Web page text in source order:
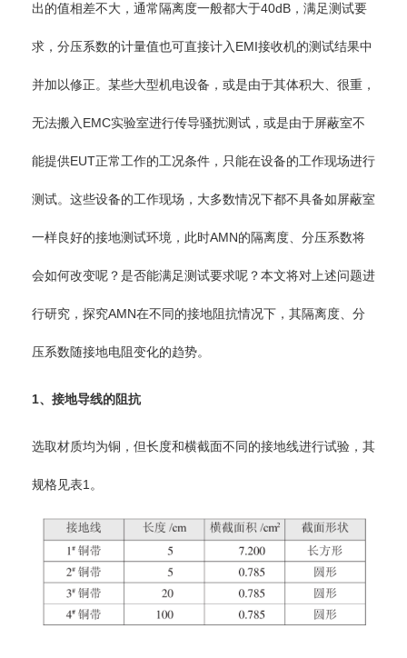
出的值相差不大，通常隔离度一般都大于40dB，满足测试要
求，分压系数的计量值也可直接计入EMI接收机的测试结果中
并加以修正。某些大型机电设备，或是由于其体积大、很重，
无法搬入EMC实验室进行传导骚扰测试，或是由于屏蔽室不
能提供EUT正常工作的工况条件，只能在设备的工作现场进行
测试。这些设备的工作现场，大多数情况下都不具备如屏蔽室
一样良好的接地测试环境，此时AMN的隔离度、分压系数将
会如何改变呢？是否能满足测试要求呢？本文将对上述问题进
行研究，探究AMN在不同的接地阻抗情况下，其隔离度、分
压系数随接地电阻变化的趋势。
1、接地导线的阻抗
选取材质均为铜，但长度和横截面不同的接地线进行试验，其
规格见表1。